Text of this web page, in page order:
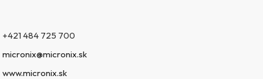
+421 484 725 700
micronix@micronix.sk
www.micronix.sk